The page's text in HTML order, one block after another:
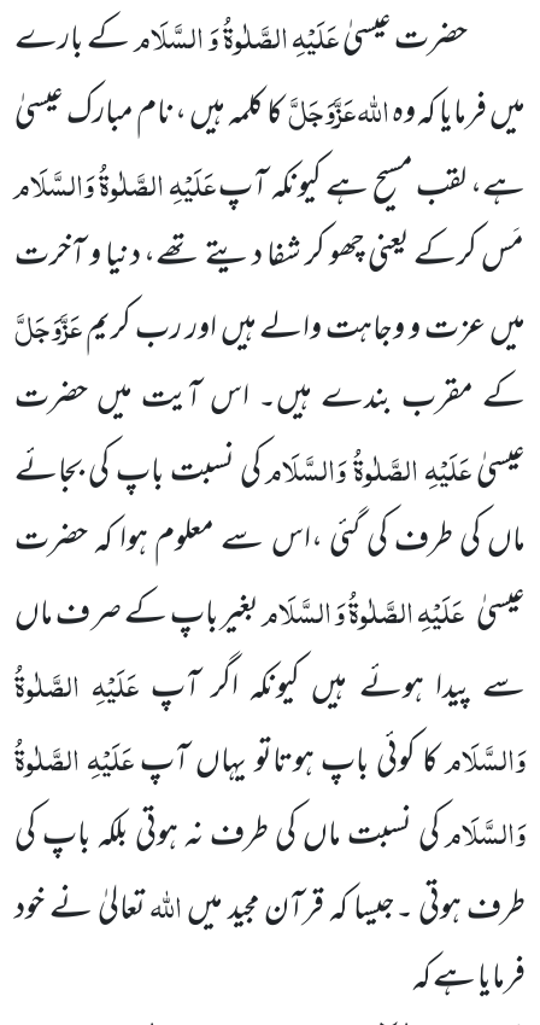
حضرت عیسیٰعَلَیْہِ الصَّلٰوۃُ وَ السَّلَامکے بارے
میں فرمایا کہ وہاللہعَزَّوَجَلَّکا کلمہ ہیں ، نام مبارک عیسیٰ
ہے، لقب مسیح ہے کیونکہ آپعَلَیْہِ الصَّلٰوۃُ وَالسَّلَام
مَس کرکے یعنی چھو کر شفا دیتے تھے، دنیا و آخرت
میں عزت و وجاہت والے ہیں اور رب کریمعَزَّوَجَلَّ
کے مقرب بندے ہیں۔ اس آیت میں حضرت
عیسیٰعَلَیْہِ الصَّلٰوۃُ وَالسَّلَامکی نسبت باپ کی بجائے
ماں کی طرف کی گئی ،اس سے معلوم ہوا کہ حضرت
عیسیٰ عَلَیْہِ الصَّلٰوۃُ وَ السَّلَامبغیر باپ کے صر ف ماں
سے پیدا ہوئے ہیں کیونکہ اگر آپ عَلَیْہِ الصَّلٰوۃُ
وَالسَّلَامکا کوئی باپ ہوتاتو یہاں آپعَلَیْہِ الصَّلٰوۃُ
وَالسَّلَامکی نسبت ماں کی طرف نہ ہوتی بلکہ باپ کی
طرف ہوتی ۔جیسا کہ قرآن مجید میںاللہتعالیٰ نے خود
فرمایا ہے کہ